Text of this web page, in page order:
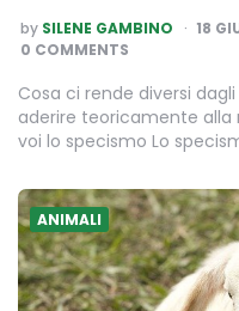
POSTED
BY
by SILENE GAMBINO 18
0 COMMENTS
Cosa ci rende diversi
aderire teoricamente alla
voi lo specismo Lo
ANIMALI